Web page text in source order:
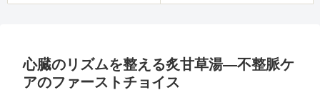
心臓のリズムを整える炙甘草湯—不整脈ケ
アのファーストチョイス